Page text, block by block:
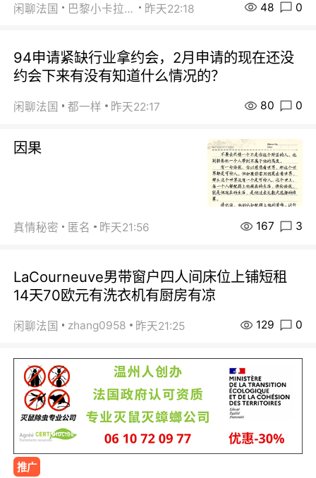
闲聊法国 巴黎小卡拉咪 昨天22:18 48 0
94申请紧缺行业拿约会，2月申请的现在还没
约会下来有没有知道什么情况的？
闲聊法国 都一样 昨天22:17 80 0
因果
真情秘密 匿名 昨天21:56 167 3
LaCourneuve男带窗户四人间床位上铺短租
14天70欧元有洗衣机有厨房有凉
闲聊法国 zhang0958 昨天21:25 129 0
推广